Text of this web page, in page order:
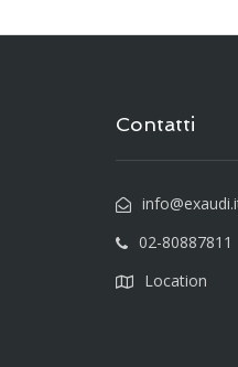
Contatti
02-80887811
Location